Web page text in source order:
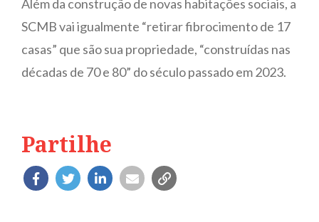
Além da construção de novas habitações sociais, a
SCMB vai igualmente “retirar fibrocimento de 17
casas” que são sua propriedade, “construídas nas
décadas de 70 e 80” do século passado em 2023.
Partilhe